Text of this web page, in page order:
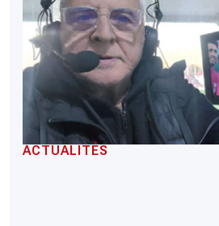
ACTUALITÉS